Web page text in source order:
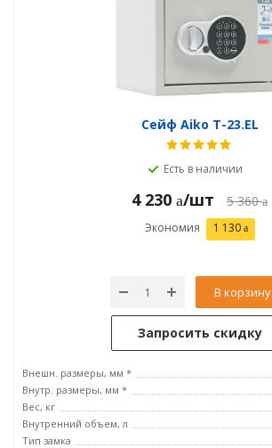
Сейф Aiko T-23.EL
Есть в наличии
4 230 /шт 5 360
Экономия 1 130
В корзину
Запросить скидку
Внешн. размеры, мм *
Внутр. размеры, мм *
Вес, кг
Внутренний объем, л
Тип замка